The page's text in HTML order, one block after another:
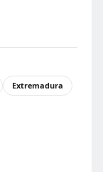
Extremadura